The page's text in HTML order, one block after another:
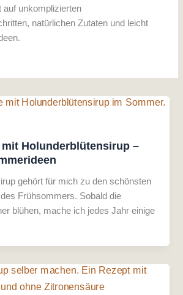
auf unkomplizierten
natürlichen Zutaten und leicht
mit Holunderblütensirup –
gehört für mich zu den schönsten
Frühsommers. Sobald die
blühen, mache ich jedes Jahr einige